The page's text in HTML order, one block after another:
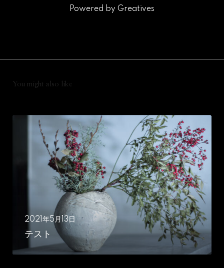
Powered by Greatives
You might also like
2021年5月13日
テスト